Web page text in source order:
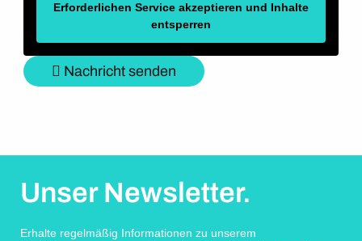
Erforderlichen Service akzeptieren und Inhalte
entsperren
Nachricht senden
Unser Newsletter.
Erhalte regelmäßig Informationen zu unserem